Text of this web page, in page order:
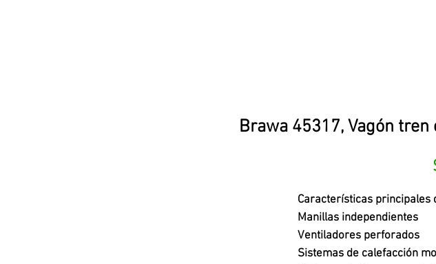
Brawa 45317, Vagón
Características principales
Manillas independientes
Ventiladores perforados
Sistemas de calefacción